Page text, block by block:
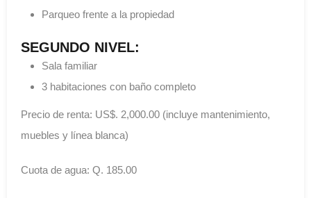
Parqueo frente a la propiedad
SEGUNDO NIVEL:
Sala familiar
3 habitaciones con baño completo
Precio de renta: US$. 2,000.00 (incluye mantenimiento,
muebles y línea blanca)
Cuota de agua: Q. 185.00